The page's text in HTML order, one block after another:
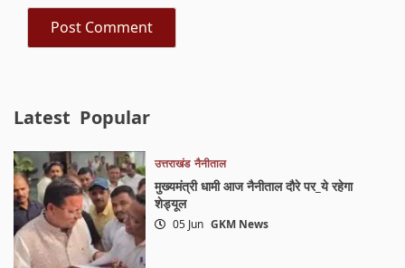
Latest Popular
उत्तराखंड नैनीताल
मुख्यमंत्री धामी आज नैनीताल दौरे पर_ये रहेगा
शेड्यूल
05 Jun GKM News